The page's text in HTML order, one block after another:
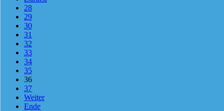
28
29
30
31
32
33
34
35
36
37
Weiter
Ende